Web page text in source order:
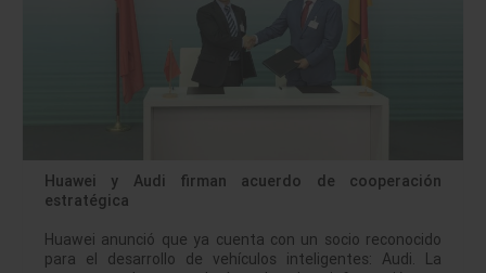
Huawei y Audi firman acuerdo de cooperación
estratégica
Huawei anunció que ya cuenta con un socio reconocido
para el desarrollo de vehículos inteligentes: Audi. La